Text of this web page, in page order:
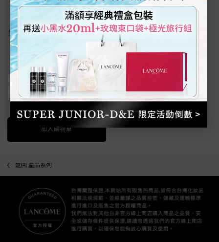
絕對完美唇膏-絲絨霧感 (90週年
色號:9
One colour available
Selected
9 color for 絕對完美唇膏-絲絨霧感 (90週年限定聖誕彩妝), 1 of
NT$1,600
加入購物車 絕對完美唇膏-絲絨霧感 (90週年限定聖誕彩妝)
返回 產品系列